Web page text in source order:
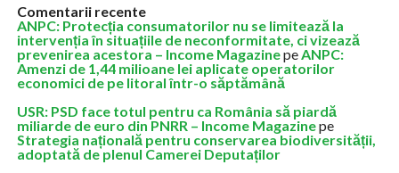
Comentarii recente
ANPC: Protecția consumatorilor nu se limitează la
intervenția în situațiile de neconformitate, ci vizează
prevenirea acestora – Income MagazinepeANPC:
Amenzi de 1,44 milioane lei aplicate operatorilor
economici de pe litoral într-o săptămână
USR: PSD face totul pentru ca România să piardă
miliarde de euro din PNRR – Income Magazinepe
Strategia națională pentru conservarea biodiversității,
adoptată de plenul Camerei Deputaților